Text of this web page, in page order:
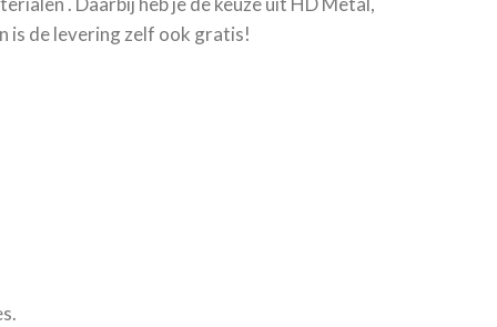
is de levering zelf ook gratis!